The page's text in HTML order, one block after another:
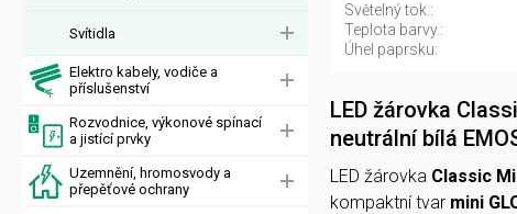
Svítidla
Elektro kabely, vodiče a
příslušenství
Rozvodnice, výkonové spínací
a jistící prvky
Uzemnění, hromosvody a
přepěťové ochrany
Světelný tok.:
Teplota barvy.:
Úhel paprsku:
LED žárovka
neutrální bílá
LED žárovka Classic
kompaktní tvar mini